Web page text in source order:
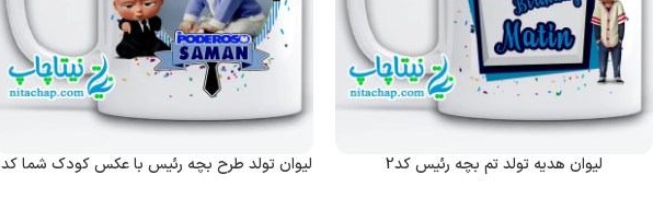
لیوان هدیه تولد تم بچه رئیس کد2 لیوان تولد طرح بچه رئیس با عکس کودک شما کد1